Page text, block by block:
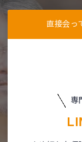
直接会っ
専